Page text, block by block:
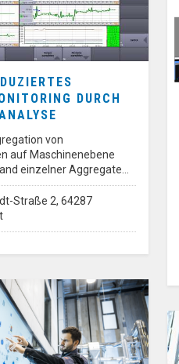
DURCH
von
auf Maschinenebene
einzelner Aggregate…
Straße 2, 64287